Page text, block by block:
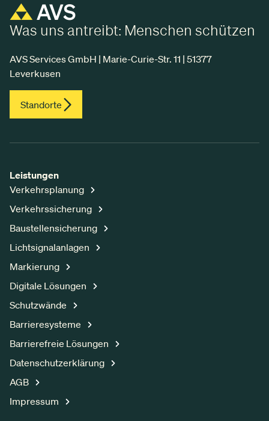
Was uns antreibt: Menschen schützen
AVS Services GmbH | Marie-Curie-Str. 11 | 51377
Leverkusen
Standorte
Leistungen
Verkehrsplanung
Verkehrssicherung
Baustellensicherung
Lichtsignalanlagen
Markierung
Digitale Lösungen
Schutzwände
Barrieresysteme
Barrierefreie Lösungen
Datenschutzerklärung
AGB
Impressum